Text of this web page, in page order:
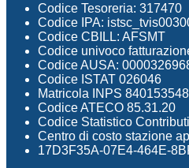
Codice Tesoreria: 317470
Codice IPA:
Codice CBILL: AFSMT
Codice univoco
Codice AUSA:
Codice ISTAT 026046
Matricola INPS
Codice ATECO 85.31.20
Codice Statistico
Centro di costo stazione
17D3F35A-07E4-464E-